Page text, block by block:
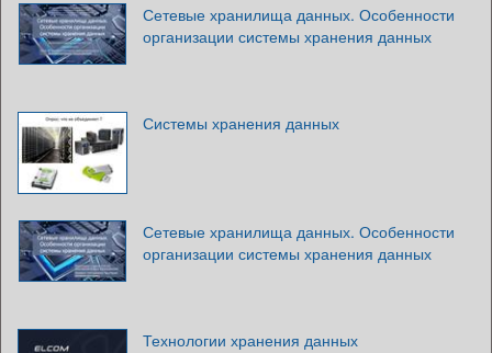
Сетевые хранилища данных. Особенности
организации системы хранения данных
Системы хранения данных
Сетевые хранилища данных. Особенности
организации системы хранения данных
Технологии хранения данных